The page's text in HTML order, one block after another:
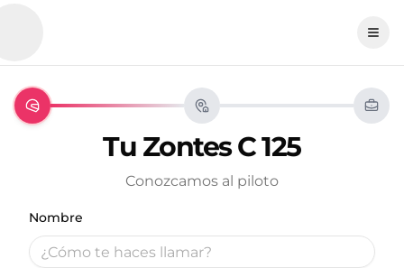
Tu ZontesC 125
Conozcamos al piloto
Nombre